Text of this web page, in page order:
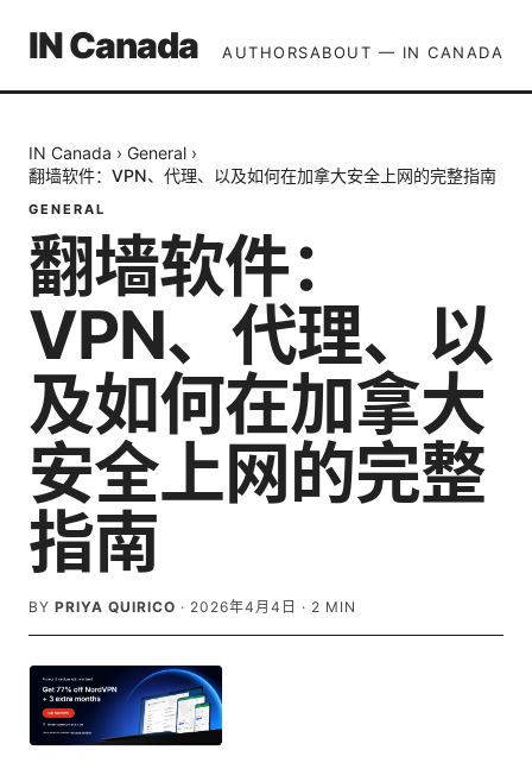
IN Canada AUTHORSABOUT — IN CANADA
IN Canada › General ›
翻墙软件：VPN、代理、以及如何在加拿大安全上网的完整指南
GENERAL
翻墙软件：
VPN、代理、以
及如何在加拿大
安全上网的完整
指南
BY PRIYA QUIRICO · 2026年4月4日 · 2 MIN